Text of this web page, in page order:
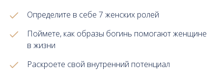
Определите в себе 7 женских ролей
Поймете, как образы богинь помогают женщине
в жизни
Раскроете свой внутренний потенциал